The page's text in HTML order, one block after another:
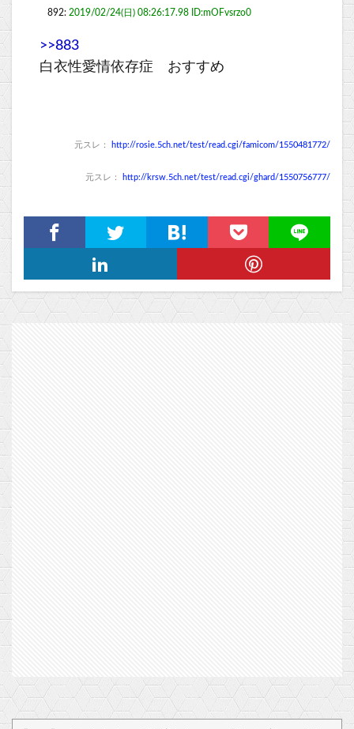
892: 2019/02/24(日) 08:26:17.98 ID:mOFvsrzo0
>>883
白衣性愛情依存症 おすすめ
元スレ： http://rosie.5ch.net/test/read.cgi/famicom/1550481772/
元スレ： http://krsw.5ch.net/test/read.cgi/ghard/1550756777/